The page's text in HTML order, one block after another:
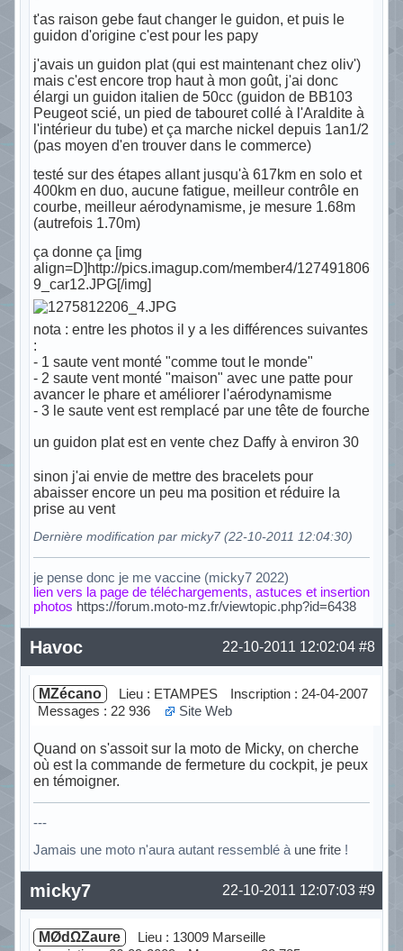
t'as raison gebe faut changer le guidon, et puis le
guidon d'origine c'est pour les papy
j'avais un guidon plat (qui est maintenant chez oliv')
mais c'est encore trop haut à mon goût, j'ai donc
élargi un guidon italien de 50cc (guidon de BB103
Peugeot scié, un pied de tabouret collé à l'Araldite à
l'intérieur du tube) et ça marche nickel depuis 1an1/2
(pas moyen d'en trouver dans le commerce)
testé sur des étapes allant jusqu'à 617km en solo et
400km en duo, aucune fatigue, meilleur contrôle en
courbe, meilleur aérodynamisme, je mesure 1.68m
(autrefois 1.70m)
ça donne ça [img
align=D]http://pics.imagup.com/member4/127491806
9_car12.JPG[/img]
nota : entre les photos il y a les différences suivantes
:
- 1 saute vent monté "comme tout le monde"
- 2 saute vent monté "maison" avec une patte pour
avancer le phare et améliorer l'aérodynamisme
- 3 le saute vent est remplacé par une tête de fourche
un guidon plat est en vente chez Daffy à environ 30
sinon j'ai envie de mettre des bracelets pour
abaisser encore un peu ma position et réduire la
prise au vent
Dernière modification par micky7 (22-10-2011 12:04:30)
je pense donc je me vaccine (micky7 2022)
lien vers la page de téléchargements, astuces et insertion
photos https://forum.moto-mz.fr/viewtopic.php?id=6438
Hors ligne #8
22-10-2011 12:02:04
Havoc
MZécano Lieu : ETAMPES
Inscription : 24-04-2007
Messages : 22 936
Site Web
Quand on s'assoit sur la moto de Micky, on cherche
où est la commande de fermeture du cockpit, je peux
en témoigner.
---
Jamais une moto n'aura autant ressemblé à une frite!
Hors ligne #9
22-10-2011 12:07:03
micky7
MØdΩZaure
Lieu : 13009 Marseille